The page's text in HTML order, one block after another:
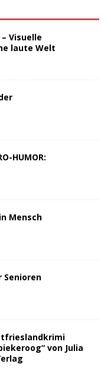
Visuelle
laute Welt
HUMOR:
Mensch
Senioren
von Julia